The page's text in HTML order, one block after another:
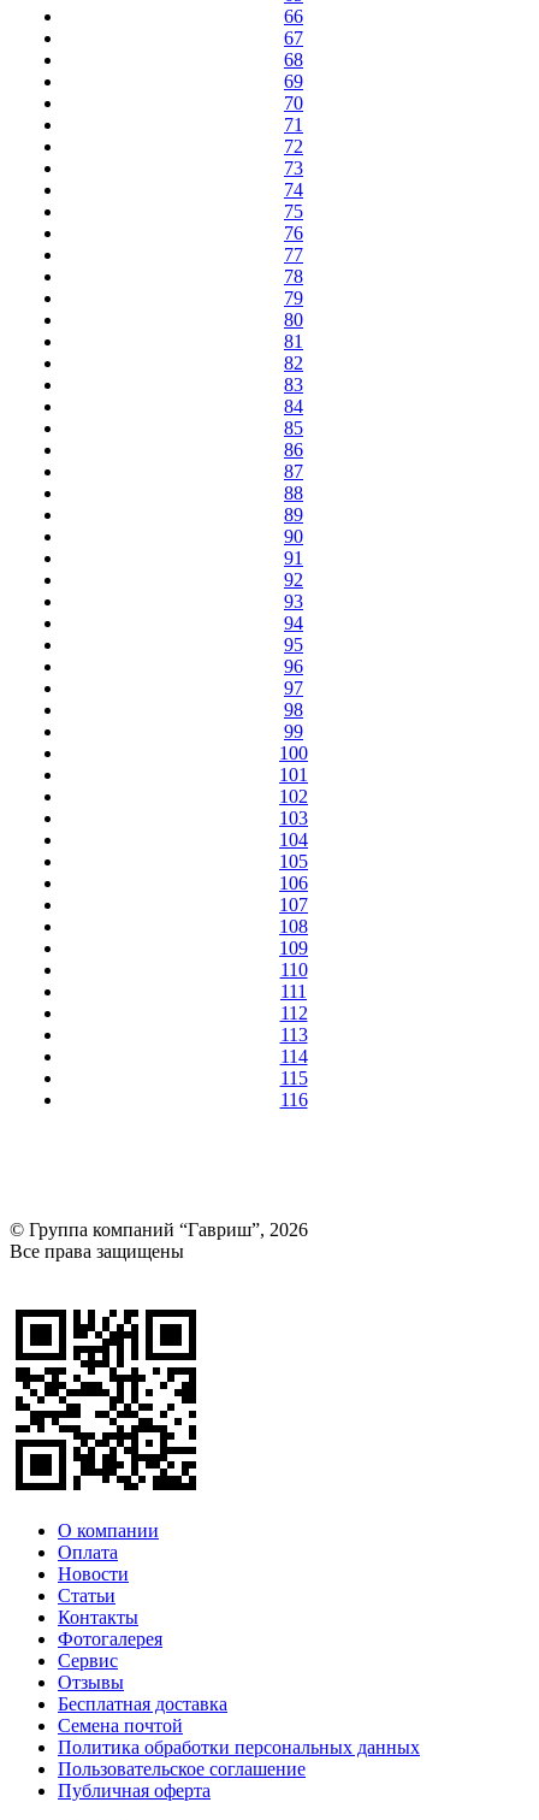
66
67
68
69
70
71
72
73
74
75
76
77
78
79
80
81
82
83
84
85
86
87
88
89
90
91
92
93
94
95
96
97
98
99
100
101
102
103
104
105
106
107
108
109
110
111
112
113
114
115
116
© Группа компаний “Гавриш”, 2026
Все права защищены
О компании
Оплата
Новости
Статьи
Контакты
Фотогалерея​
Сервис
Отзывы
Бесплатная доставка
Семена почтой
Политика обработки персональных данных
Пользовательское соглашение
Публичная оферта